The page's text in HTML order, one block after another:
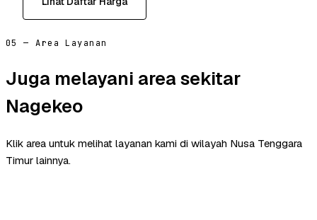
05 — Area Layanan
Juga melayani area sekitar
Nagekeo
Klik area untuk melihat layanan kami di wilayah Nusa Tenggara
Timur lainnya.